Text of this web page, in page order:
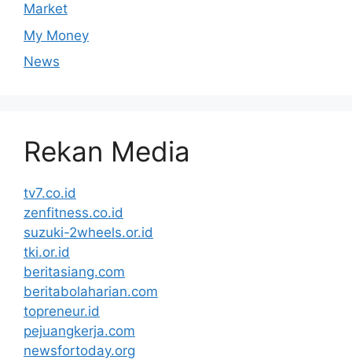
Market
My Money
News
Rekan Media
tv7.co.id
zenfitness.co.id
suzuki-2wheels.or.id
tki.or.id
beritasiang.com
beritabolaharian.com
topreneur.id
pejuangkerja.com
newsfortoday.org